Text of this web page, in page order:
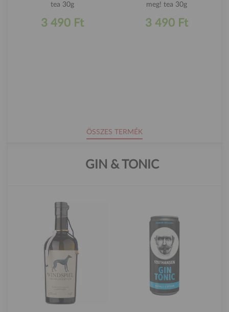
tea 30g
3 490 Ft
meg! tea 30g
3 490 Ft
ÖSSZES TERMÉK
GIN & TONIC